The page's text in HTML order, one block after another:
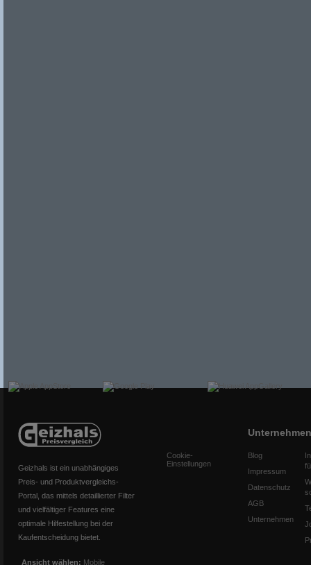
Geizhals ist ein unabhängiges
Preis- und Produktvergleichs-
Portal, das mittels detaillierter Filter
und vielfältiger Features eine
optimale Hilfestellung bei der
Kaufentscheidung bietet.
Ansicht wählen: Mobile
Cookie-
Einstellungen
Unternehmen
Blog
Impressum
Datenschutz
AGB
Unternehmen